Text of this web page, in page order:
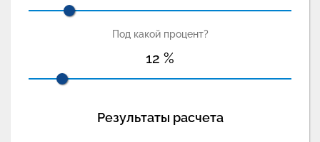
Под какой процент?
12 %
Результаты расчета